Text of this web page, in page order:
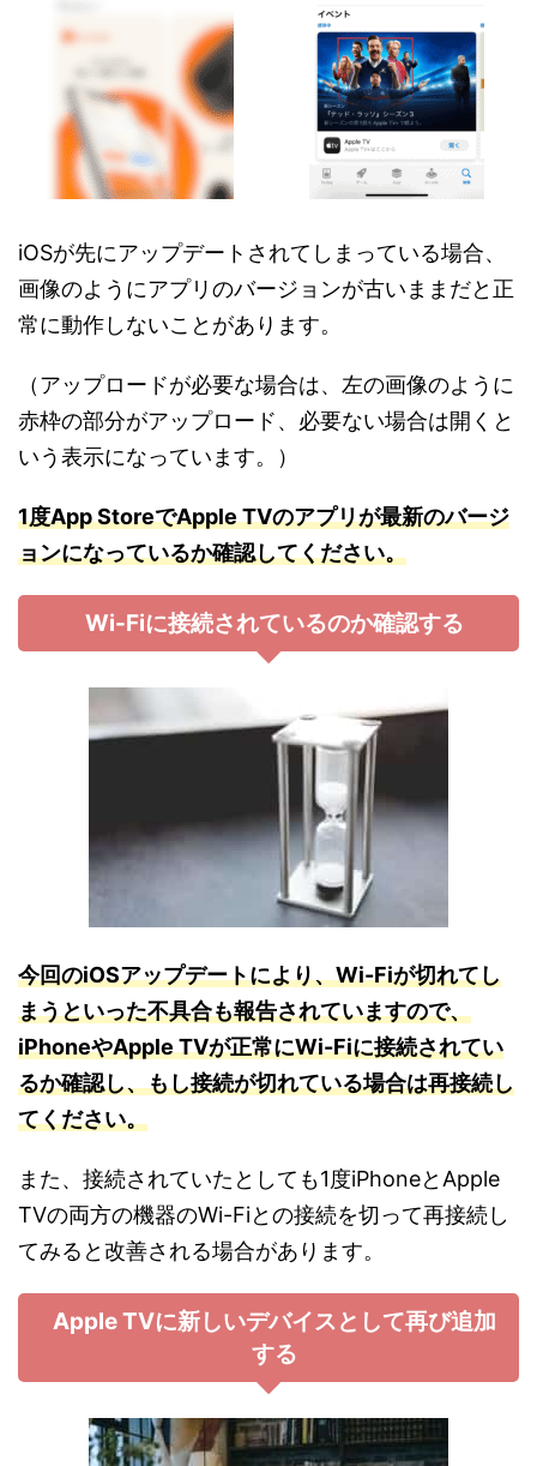
iOSが先にアップデートされてしまっている場合、
画像のようにアプリのバージョンが古いままだと正
常に動作しないことがあります。
（アップロードが必要な場合は、左の画像のように
赤枠の部分がアップロード、必要ない場合は開くと
いう表示になっています。）
1度App StoreでApple TVのアプリが最新のバージ
ョンになっているか確認してください。
Wi-Fiに接続されているのか確認する
今回のiOSアップデートにより、Wi-Fiが切れてし
まうといった不具合も報告されていますので、
iPhoneやApple TVが正常にWi-Fiに接続されてい
るか確認し、もし接続が切れている場合は再接続し
てください。
また、接続されていたとしても1度iPhoneとApple
TVの両方の機器のWi-Fiとの接続を切って再接続し
てみると改善される場合があります。
Apple TVに新しいデバイスとして再び追加
する